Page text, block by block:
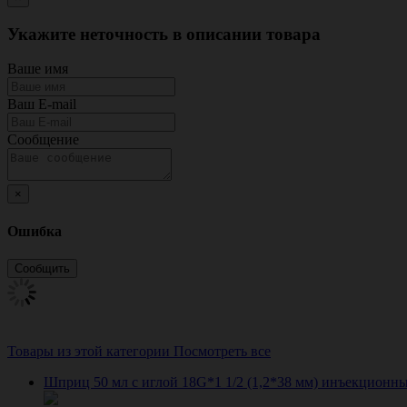
Укажите неточность в описании товара
Ваше имя
Ваш E-mail
Сообщение
×
Ошибка
Товары из этой категории Посмотреть все
Шприц 50 мл с иглой 18G*1 1/2 (1,2*38 мм)